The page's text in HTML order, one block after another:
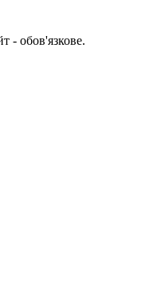
- обов'язкове.